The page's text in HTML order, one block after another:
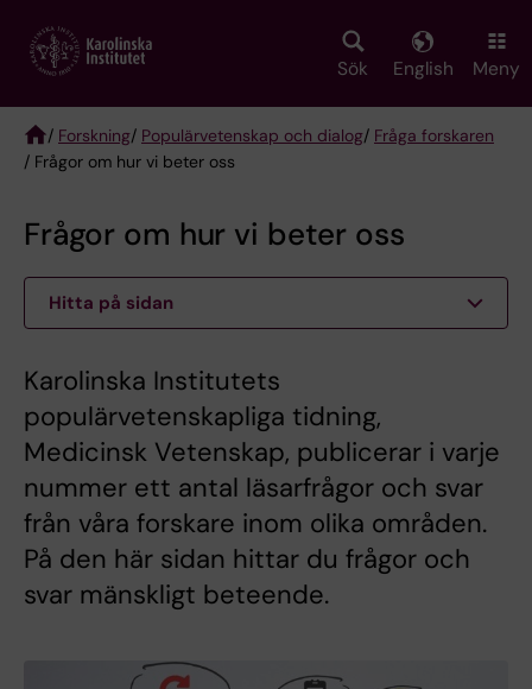
main
Sök English Meny
Breadcrumb
/ Forskning/ Populärvetenskap och dialog/ Fråga forskaren
/ Frågor om hur vi beter oss
Frågor om hur vi beter oss
Hitta på sidan
Karolinska Institutets
populärvetenskapliga tidning,
Medicinsk Vetenskap, publicerar i varje
nummer ett antal läsarfrågor och svar
från våra forskare inom olika områden.
På den här sidan hittar du frågor och
svar mänskligt beteende.